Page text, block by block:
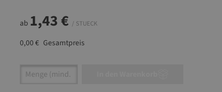
ab 1,43 € / STUECK
0,00 € Gesamtpreis
Artikel Anzahl: Gib den gewünschten Wert